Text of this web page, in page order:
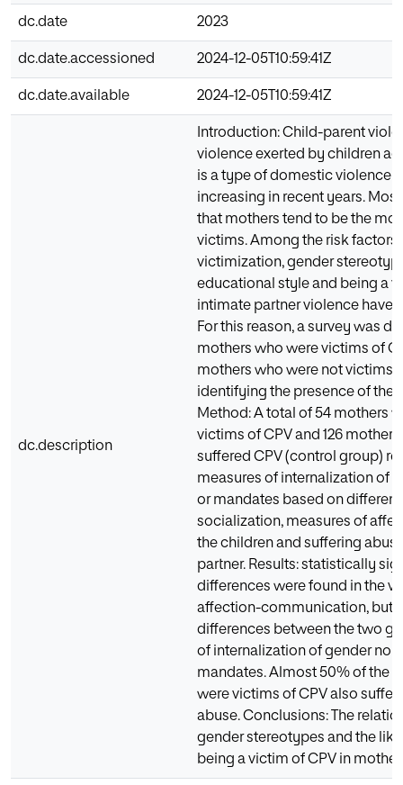
dc.date 2023
dc.date.accessioned 2024-12-05T10:59:41Z
dc.date.available 2024-12-05T10:59:41Z
dc.description
Introduction: Child-parent
violence exerted by children
is a type of domestic violence
increasing in recent years.
that mothers tend to be the
victims. Among the risk factors
victimization, gender
educational style and being a
intimate partner violence have
For this reason, a survey was
mothers who were victims of
mothers who were not victims
identifying the presence of
Method: A total of 54 mothers
victims of CPV and 126
suffered CPV (control group)
measures of internalization of
or mandates based on
socialization, measures of
the children and suffering
partner. Results: statistically
differences were found in the
affection-communication, but
differences between the two
of internalization of gender
mandates. Almost 50% of the
were victims of CPV also
abuse. Conclusions: The
gender stereotypes and the
being a victim of CPV in